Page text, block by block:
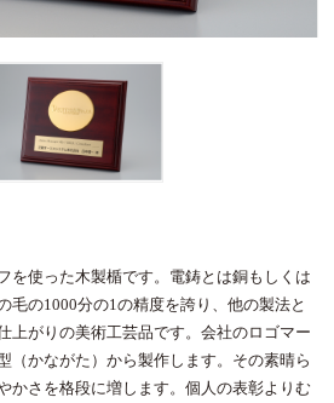
を使った木製楯です。電鋳とは銅もしくは
毛の1000分の1の精度を誇り、他の製法と
上がりの美術工芸品です。会社のロゴマー
（かながた）から製作します。その素晴ら
かさを格段に増します。個人の表彰よりむ